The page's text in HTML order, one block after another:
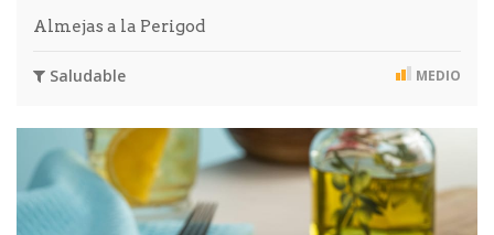
Almejas a la Perigod
Saludable MEDIO